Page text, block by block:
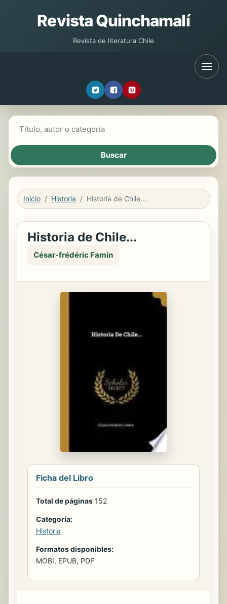
Revista Quinchamalí
Revista de literatura Chile
Inicio Historia Historia de Chile...
Historia de Chile...
César-frédéric Famin
Ficha del Libro
Total de páginas 152
Categoría:
Historia
Formatos disponibles:
MOBI, EPUB, PDF